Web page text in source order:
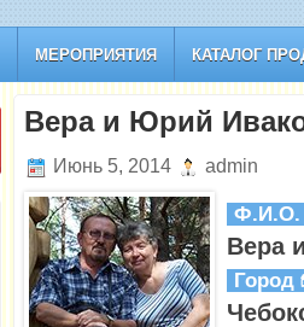
МЕРОПРИЯТИЯ КАТАЛОГ
Вера и Юрий
Июнь 5, 2014 admin
Вера
Город